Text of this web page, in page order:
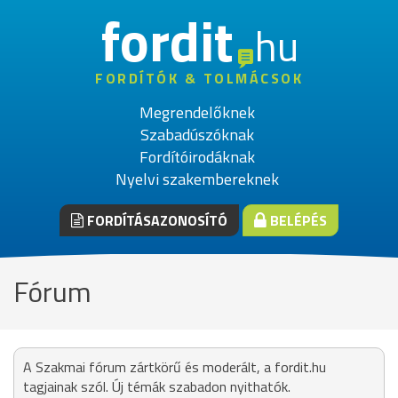
fordithu
FORDÍTÓK & TOLMÁCSOK
Megrendelőknek
Szabadúszóknak
Fordítóirodáknak
Nyelvi szakembereknek
FORDÍTÁSAZONOSÍTÓ BELÉPÉS
Fórum
A Szakmai fórum zártkörű és moderált, a fordit.hu
tagjainak szól. Új témák szabadon nyithatók.